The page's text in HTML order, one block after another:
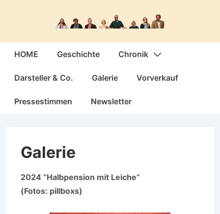
Hauptnavigation
HOME Geschichte Chronik
Darsteller & Co. Galerie Vorverkauf
Pressestimmen Newsletter
Galerie
2024 “Halbpension mit Leiche”
(Fotos: pillboxs)